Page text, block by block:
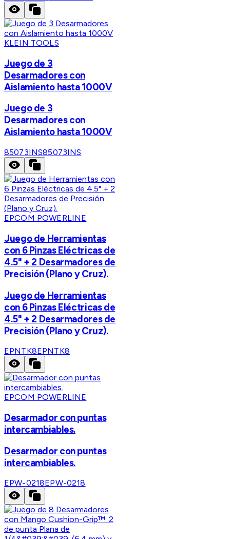
KLEIN TOOLS
Juego de 3
Desarmadores con
Aislamiento hasta 1000V
Juego de 3
Desarmadores con
Aislamiento hasta 1000V
85073INS85073INS
EPCOM POWERLINE
Juego de Herramientas
con 6 Pinzas Eléctricas de
4.5" + 2 Desarmadores de
Precisión (Plano y Cruz).
Juego de Herramientas
con 6 Pinzas Eléctricas de
4.5" + 2 Desarmadores de
Precisión (Plano y Cruz).
EPNTK8EPNTK8
EPCOM POWERLINE
Desarmador con puntas
intercambiables.
Desarmador con puntas
intercambiables.
EPW-0218EPW-0218